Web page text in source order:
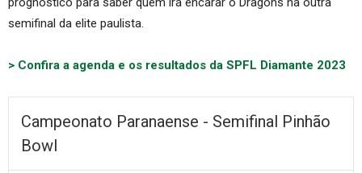
semifinal da elite paulista.
> Confira a agenda e os resultados da SPFL Diamante 2023
Campeonato Paranaense - Semifinal Pinhão
Bowl